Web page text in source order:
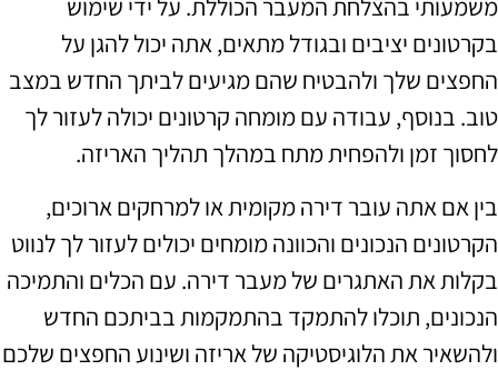
משמעותי בהצלחת המעבר הכוללת. על ידי שימוש
בקרטונים יציבים ובגודל מתאים, אתה יכול להגן על
החפצים שלך ולהבטיח שהם מגיעים לביתך החדש במצב
טוב. בנוסף, עבודה עם מומחה קרטונים יכולה לעזור לך
לחסוך זמן ולהפחית מתח במהלך תהליך האריזה.
בין אם אתה עובר דירה מקומית או למרחקים ארוכים,
הקרטונים הנכונים והכוונה מומחים יכולים לעזור לך לנווט
בקלות את האתגרים של מעבר דירה. עם הכלים והתמיכה
הנכונים, תוכלו להתמקד בהתמקמות בביתכם החדש
ולהשאיר את הלוגיסטיקה של אריזה ושינוע החפצים שלכם